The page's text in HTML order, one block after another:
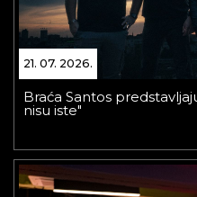
21. 07. 2026.
Braća Santos
nisu iste"